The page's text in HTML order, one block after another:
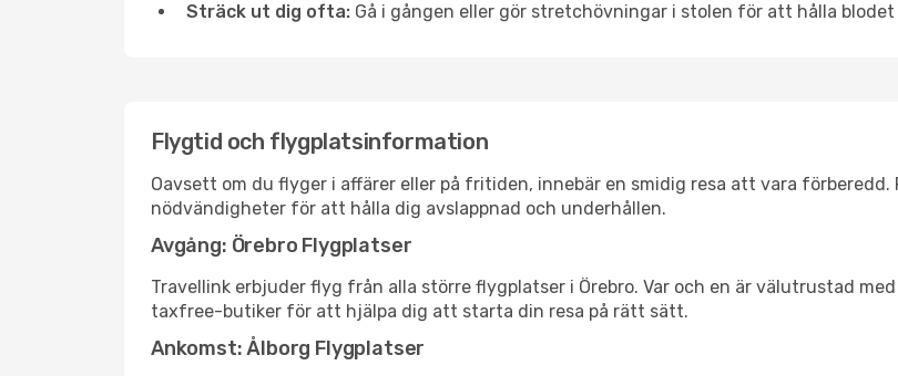
Sträck ut dig ofta: Gå i gången eller gör stretchövningar i stolen för att hålla
Flygtid och flygplatsinformation
Oavsett om du flyger i affärer eller på fritiden, innebär en smidig resa att vara förberedd.
nödvändigheter för att hålla dig avslappnad och underhållen.
Avgång: Örebro Flygplatser
Travellink erbjuder flyg från alla större flygplatser i Örebro. Var och en är välutrustad
taxfree-butiker för att hjälpa dig att starta din resa på rätt sätt.
Ankomst: Ålborg Flygplatser